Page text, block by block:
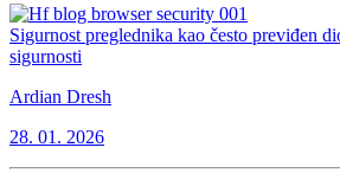
Sigurnost preglednika kao često previđen
sigurnosti
Ardian Dresh
28. 01. 2026